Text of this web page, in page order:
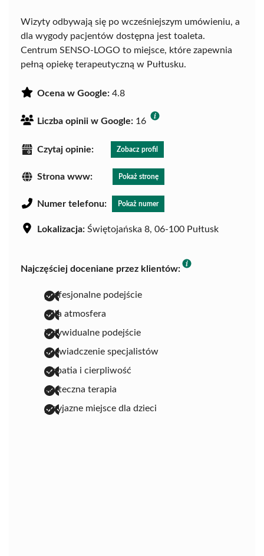
Wizyty odbywają się po wcześniejszym umówieniu, a
dla wygody pacjentów dostępna jest toaleta.
Centrum SENSO-LOGO to miejsce, które zapewnia
pełną opiekę terapeutyczną w Pułtusku.
Ocena w Google: 4.8
Liczba opinii w Google: 16
Czytaj opinie: Zobacz profil
Strona www: Pokaż stronę
Numer telefonu: Pokaż numer
Lokalizacja: Świętojańska 8, 06-100 Pułtusk
Najczęściej doceniane przez klientów:
profesjonalne podejście
miła atmosfera
indywidualne podejście
doświadczenie specjalistów
empatia i cierpliwość
skuteczna terapia
przyjazne miejsce dla dzieci